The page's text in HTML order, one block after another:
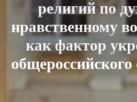
религий по
нравственному
как фактор
общероссийского